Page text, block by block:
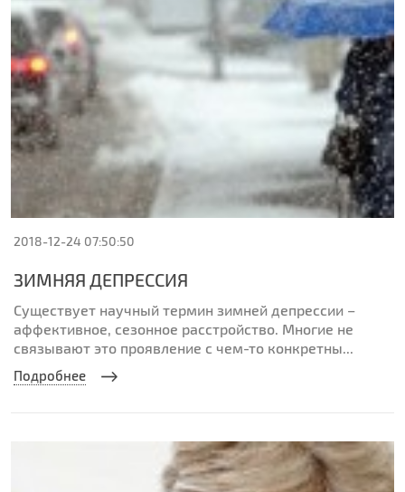
2018-12-24 07:50:50
ЗИМНЯЯ ДЕПРЕССИЯ
Существует научный термин зимней депрессии –
аффективное, сезонное расстройство. Многие не
связывают это проявление с чем-то конкретны...
Подробнее